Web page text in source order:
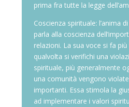
prima fra tutte la legge
Coscienza spirituale: l’anima
parla alla coscienza
relazioni. La sua voce si fa
qualvolta si verifichi una
spirituale, più generalmente
una comunità vengono
importanti. Essa stimola la
ad implementare i valori